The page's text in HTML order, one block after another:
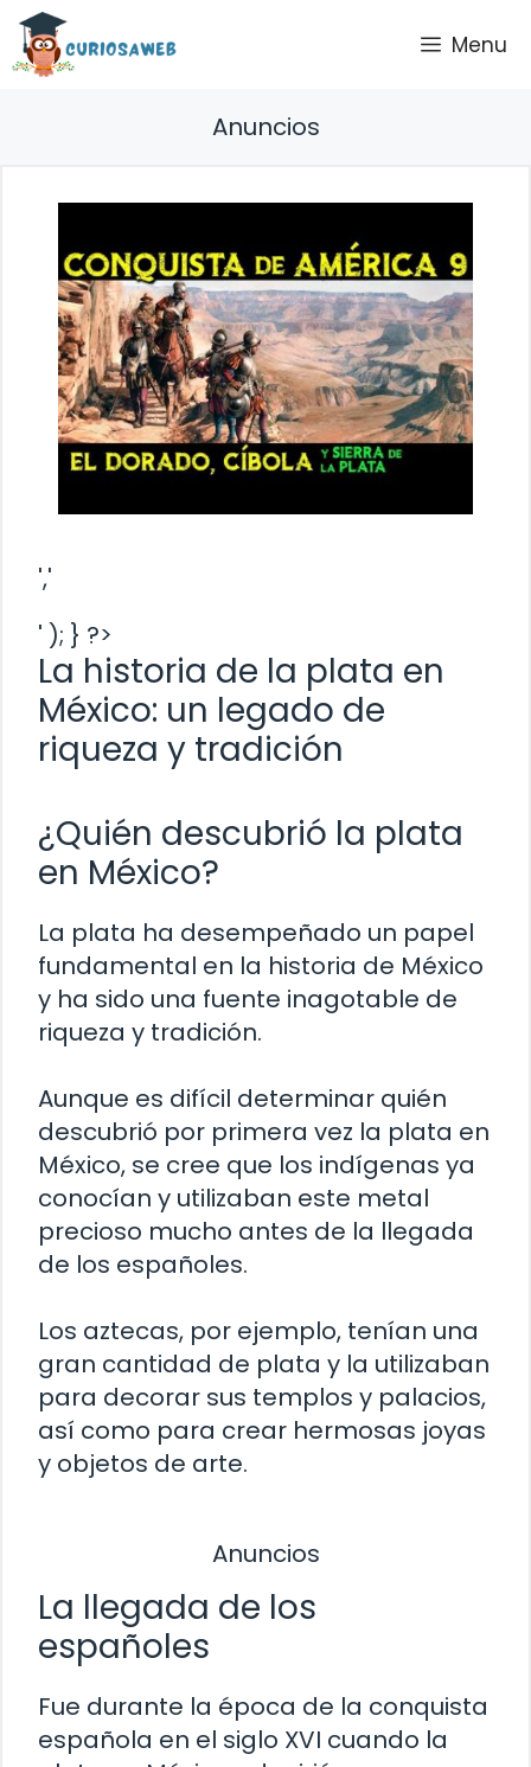
Saltar
contenido
Menu
Anuncios
','
' ); } ?>
La historia de la plata en
México: un legado de
riqueza y tradición
¿Quién descubrió la plata
en México?
La plata ha desempeñado un papel
fundamental en la historia de México
y ha sido una fuente inagotable de
riqueza y tradición.
Aunque es difícil determinar quién
descubrió por primera vez la plata en
México, se cree que los indígenas ya
conocían y utilizaban este metal
precioso mucho antes de la llegada
de los españoles.
Los aztecas, por ejemplo, tenían una
gran cantidad de plata y la utilizaban
para decorar sus templos y palacios,
así como para crear hermosas joyas
y objetos de arte.
Anuncios
La llegada de los
españoles
Fue durante la época de la conquista
española en el siglo XVI cuando la